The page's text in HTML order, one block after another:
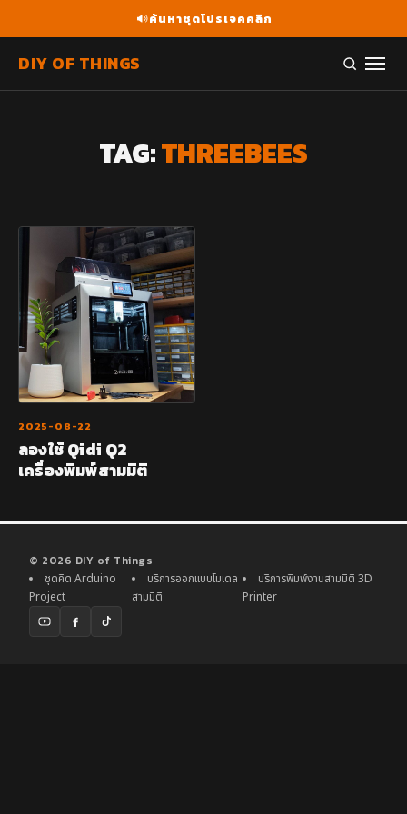
ค้นหาชุดโปรเจคคลิก
DIY OF THINGS
TAG:THREEBEES
2025-08-22
ลองใช้ Qidi Q2
เครื่องพิมพ์สามมิติ
© 2026 DIY of Things
ชุดคิด Arduino
Project
บริการออกแบบโมเดล
สามมิติ
บริการพิมพ์งานสามมิติ 3D
Printer
YouTubeFacebook
TikTok